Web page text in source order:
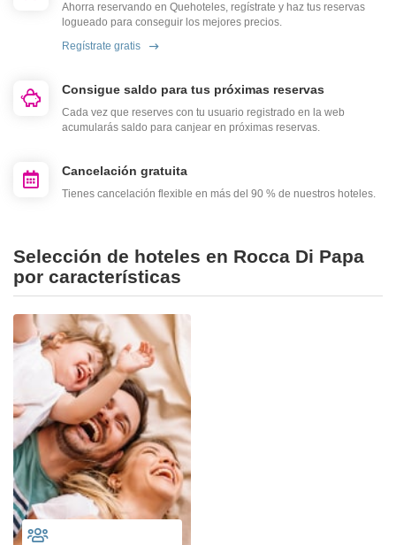
Ahorra reservando en Quehoteles, regístrate y haz tus reservas
logueado para conseguir los mejores precios.
Regístrate gratis
Consigue saldo para tus próximas reservas
Cada vez que reserves con tu usuario registrado en la web
acumularás saldo para canjear en próximas reservas.
Cancelación gratuita
Tienes cancelación flexible en más del 90 % de nuestros hoteles.
Selección de hoteles en Rocca Di Papa
por características